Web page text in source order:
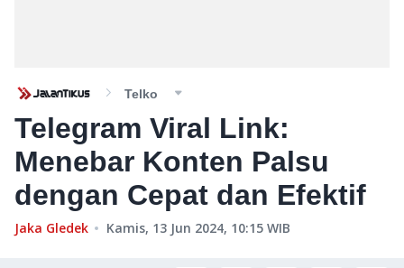
Telko
Telegram Viral Link:
Menebar Konten Palsu
dengan Cepat dan Efektif
Jaka Gledek Kamis, 13 Jun 2024, 10:15 WIB